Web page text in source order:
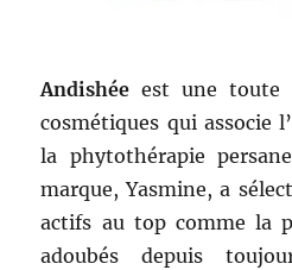
Andishée est une toute
cosmétiques qui associe
la phytothérapie
marque, Yasmine, a
actifs au top comme la
adoubés depuis